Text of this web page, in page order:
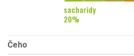
sacharidy
20%
Čeho